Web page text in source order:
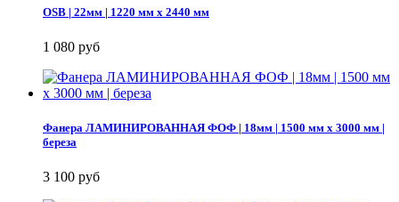
OSB | 22мм | 1220 мм х 2440 мм
1 080 руб
Фанера ЛАМИНИРОВАННАЯ ФОФ | 18мм | 1500 мм х 3000 мм |
береза
3 100 руб